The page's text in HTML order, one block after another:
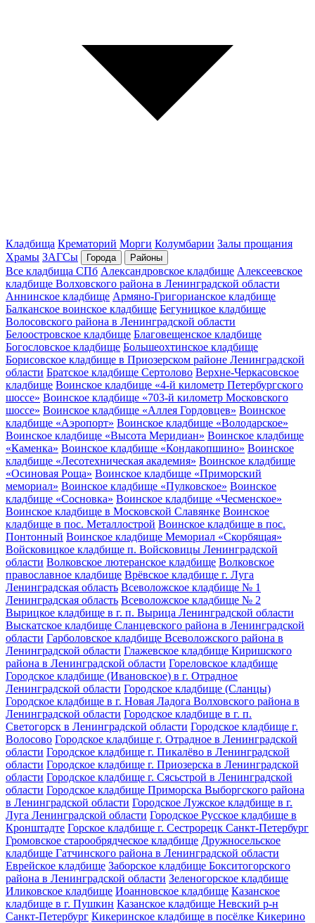
Кладбища Крематорий Морги Колумбарии Залы прощания
Храмы ЗАГСы Города Районы
Все кладбища СПб Александровское кладбище Алексеевское
кладбище Волховского района в Ленинградской области
Аннинское кладбище Армяно-Григорианское кладбище
Балканское воинское кладбище Бегуницкое кладбище
Волосовского района в Ленинградской области
Белоостровское кладбище Благовещенское кладбище
Богословское кладбище Большеохтинское кладбище
Борисовское кладбище в Приозерском районе Ленинградской
области Братское кладбище Сертолово Верхне-Черкасовское
кладбище Воинское кладбище «4-й километр Петербургского
шоссе» Воинское кладбище «703-й километр Московского
шоссе» Воинское кладбище «Аллея Гордовцев» Воинское
кладбище «Аэропорт» Воинское кладбище «Володарское»
Воинское кладбище «Высота Меридиан» Воинское кладбище
«Каменка» Воинское кладбище «Кондакопшино» Воинское
кладбище «Лесотехническая академия» Воинское кладбище
«Осиновая Роща» Воинское кладбище «Приморский
мемориал» Воинское кладбище «Пулковское» Воинское
кладбище «Сосновка» Воинское кладбище «Чесменское»
Воинское кладбище в Московской Славянке Воинское
кладбище в пос. Металлострой Воинское кладбище в пос.
Понтонный Воинское кладбище Мемориал «Скорбящая»
Войсковицкое кладбище п. Войсковицы Ленинградской
области Волковское лютеранское кладбище Волковское
православное кладбище Врёвское кладбище г. Луга
Ленинградская область Всеволожское кладбище № 1
Ленинградская область Всеволожское кладбище № 2
Вырицкое кладбище в г. п. Вырица Ленинградской области
Выскатское кладбище Сланцевского района в Ленинградской
области Гарболовское кладбище Всеволожского района в
Ленинградской области Глажевское кладбище Киришского
района в Ленинградской области Гореловское кладбище
Городское кладбище (Ивановское) в г. Отрадное
Ленинградской области Городское кладбище (Сланцы)
Городское кладбище в г. Новая Ладога Волховского района в
Ленинградской области Городское кладбище в г. п.
Светогорск в Ленинградской области Городское кладбище г.
Волосово Городское кладбище г. Отрадное в Ленинградской
области Городское кладбище г. Пикалёво в Ленинградской
области Городское кладбище г. Приозерска в Ленинградской
области Городское кладбище г. Сясьстрой в Ленинградской
области Городское кладбище Приморска Выборгского района
в Ленинградской области Городское Лужское кладбище в г.
Луга Ленинградской области Городское Русское кладбище в
Кронштадте Горское кладбище г. Сестрорецк Санкт-Петербург
Громовское старообрядческое кладбище Дружносельское
кладбище Гатчинского района в Ленинградской области
Еврейское кладбище Заборское кладбище Бокситогорского
района в Ленинградской области Зеленогорское кладбище
Иликовское кладбище Иоанновское кладбище Казанское
кладбище в г. Пушкин Казанское кладбище Невский р-н
Санкт-Петербург Кикеринское кладбище в посёлке Кикерино